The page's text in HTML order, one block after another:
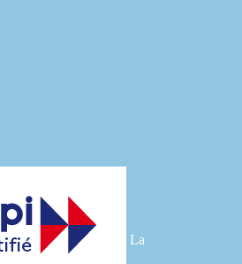
La